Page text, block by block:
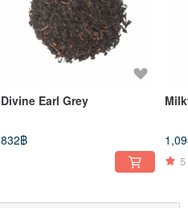
Divine Earl Grey
832฿
5